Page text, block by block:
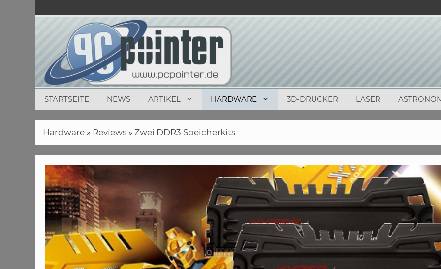
Inhalt
STARTSEITE NEWS ARTIKEL HARDWARE 3D-DRUCKER LASER
Hardware » Reviews » Zwei DDR3 Speicherkits